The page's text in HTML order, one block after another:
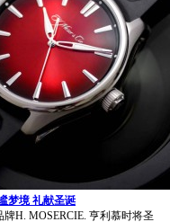
梦境 礼献圣诞
H. MOSERCIE. 亨利慕时将圣